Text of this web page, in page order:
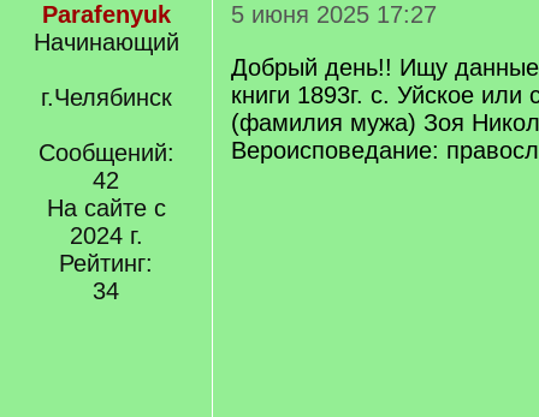
Parafenyuk
Начинающий
г.Челябинск
Сообщений:
42
На сайте с
2024 г.
Рейтинг:
34
5 июня 2025 17:27
Добрый день!! Ищу данные
книги 1893г. с. Уйское или
(фамилия мужа) Зоя
Вероисповедание: